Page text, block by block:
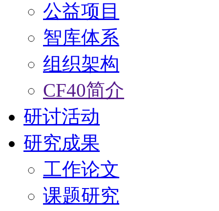
公益项目
智库体系
组织架构
CF40简介
研讨活动
研究成果
工作论文
课题研究